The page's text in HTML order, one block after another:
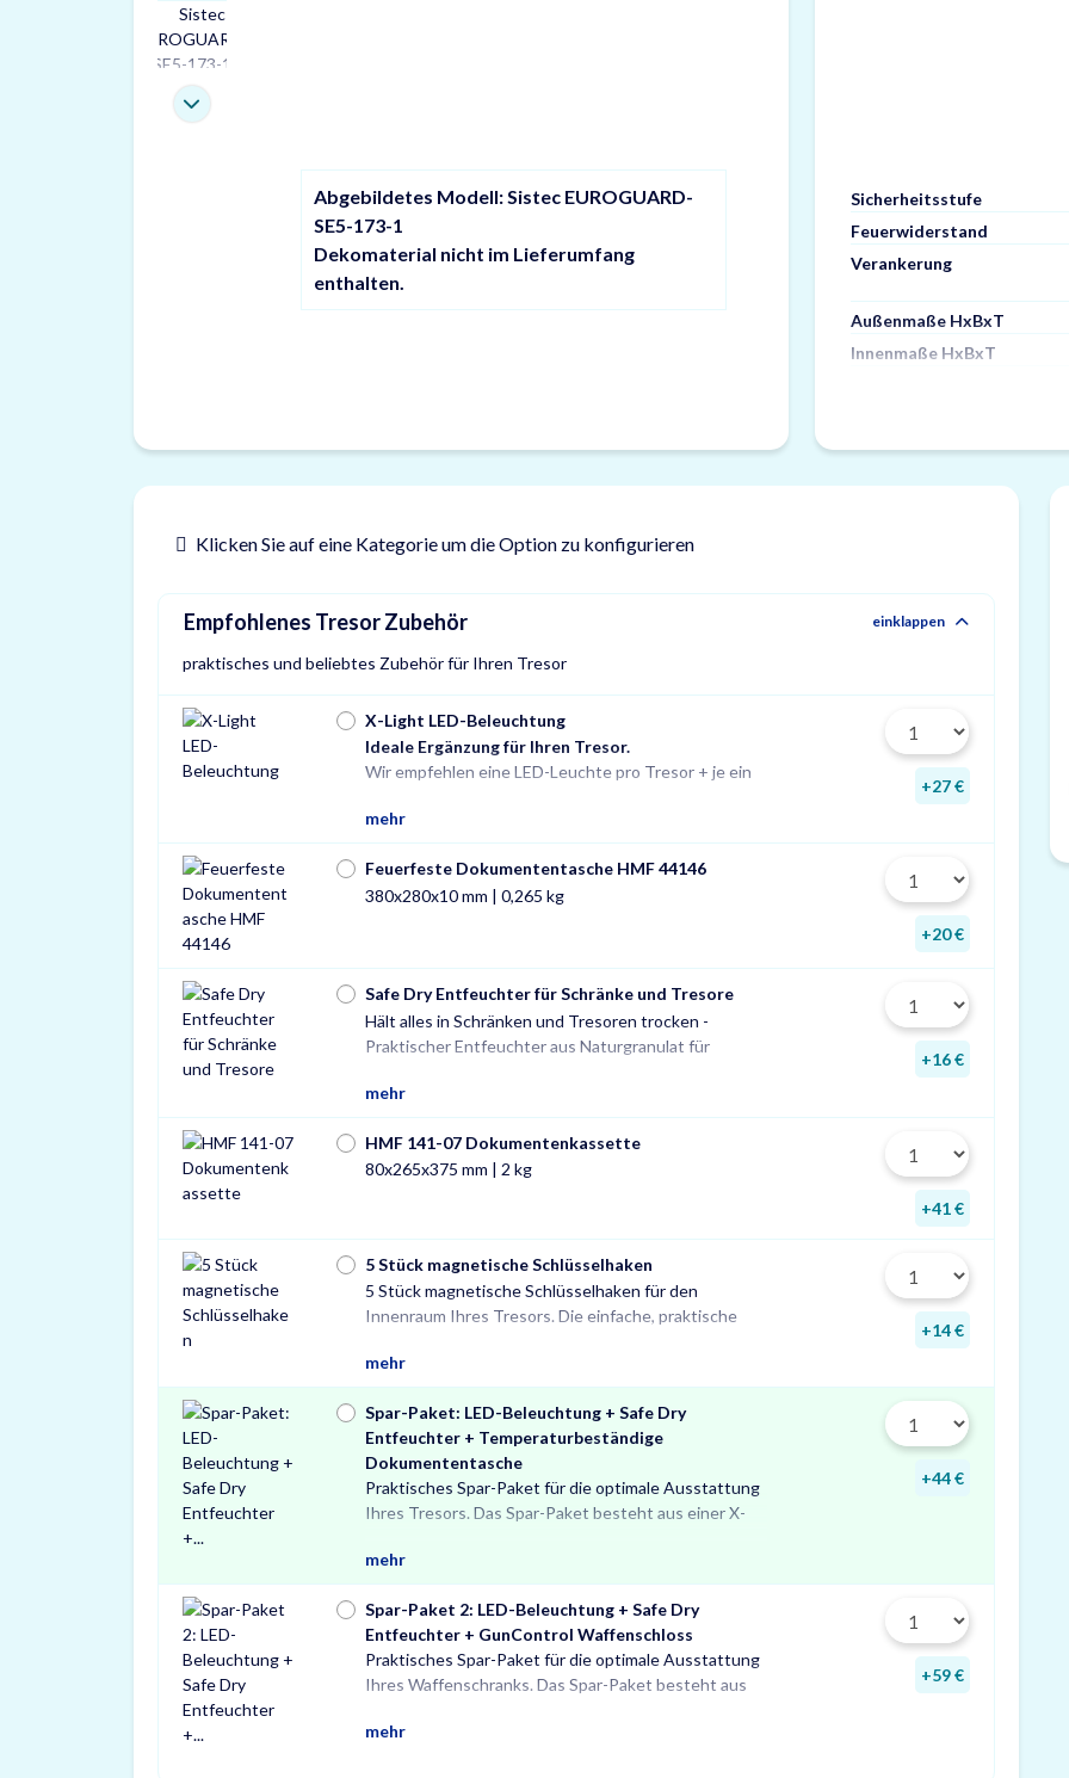
Abgebildetes Modell: Sistec EUROGUARD-
SE5-173-1
Dekomaterial nicht im Lieferumfang
enthalten.
Sicherheitsstufe
Feuerwiderstand
Verankerung
Außenmaße HxBxT
Innenmaße HxBxT
Klicken Sie auf eine Kategorie um die Option zu konfigurieren
Empfohlenes Tresor Zubehör einklappen
praktisches und beliebtes Zubehör für Ihren Tresor
X-Light LED-Beleuchtung
Ideale Ergänzung für Ihren Tresor.
Wir empfehlen eine LED-Leuchte pro Tresor + je ein
Stück zusätzlich pro Fachboden.
Maße: 14x190x31 mm
mehr
+27 €
Feuerfeste Dokumententasche HMF 44146
380x280x10 mm | 0,265 kg
+20 €
Safe Dry Entfeuchter für Schränke und Tresore
Hält alles in Schränken und Tresoren trocken -
Praktischer Entfeuchter aus Naturgranulat für
Tresore und Schränke gegen Rost, Schimmel und
mehr
+16 €
HMF 141-07 Dokumentenkassette
80x265x375 mm | 2 kg
+41 €
5 Stück magnetische Schlüsselhaken
5 Stück magnetische Schlüsselhaken für den
Innenraum Ihres Tresors. Die einfache, praktische
und sichere Lösung zur Aufbewahrung von
Schlüsseln in Ihrem Tresor
mehr
+14 €
Spar-Paket: LED-Beleuchtung + Safe Dry
Entfeuchter + Temperaturbeständige
Dokumententasche
Praktisches Spar-Paket für die optimale Ausstattung
Ihres Tresors. Das Spar-Paket besteht aus einer X-
Light LED-Tresorbeleuchtung mit Bewegungssensor,
einem Safe Dry Entfeuchter für Schränke und Tresore
sowie einer temperaturbeständigen
Dokumententasche. Profitieren Sie von dem
mehr
+44 €
Spar-Paket 2: LED-Beleuchtung + Safe Dry
Entfeuchter + GunControl Waffenschloss
Praktisches Spar-Paket für die optimale Ausstattung
Ihres Waffenschranks. Das Spar-Paket besteht aus
einer X-Light LED-Tresorbeleuchtung mit
Bewegungssensor, einem Safe Dry Entfeuchter für
Schränke und Tresore sowie einem GunControl
Waffenschloss. Profitieren Sie von dem
mehr
+59 €